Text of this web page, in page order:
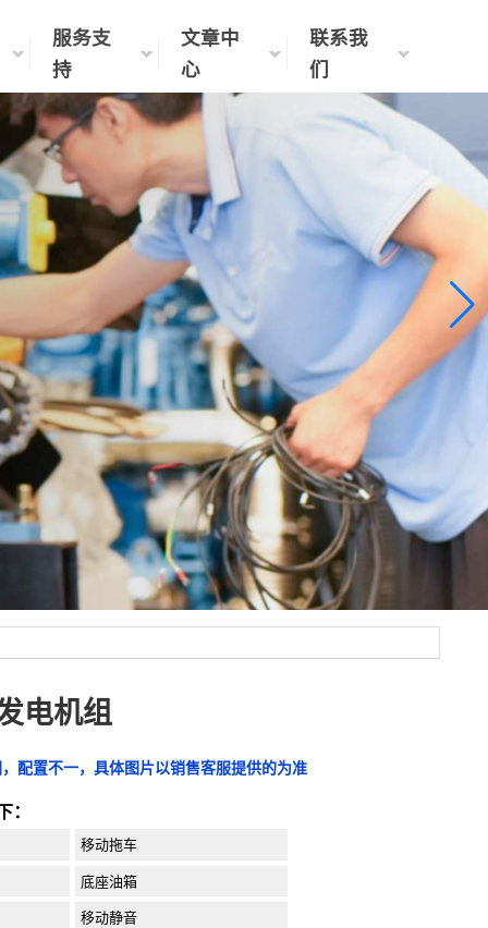
服务支
持
文章中
心
联系我
们
电机组
配置不一，具体图片以销售客服提供的为准
：
移动拖车
底座油箱
移动静音